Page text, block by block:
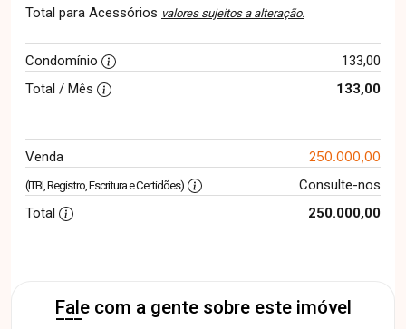
Total para Acessórios valores sujeitos a alteração.
Condomínio
133,00
Total / Mês
133,00
Venda 250.000,00
(ITBI, Registro, Escritura e Certidões)
Consulte-nos
Total
250.000,00
Fale com a gente sobre este imóvel